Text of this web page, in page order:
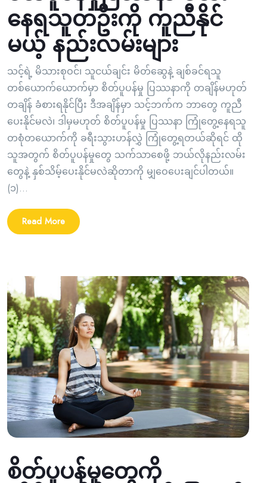
နေရသူတဦးကို ကူညီနိုင်
မယ့် နည်းလမ်းများ
သင့်ရဲ့ မိသားစုဝင်၊ သူငယ်ချင်း မိတ်ဆွေနဲ့ ချစ်ခင်ရသူ
တစ်ယောက်ယောက်မှာ စိတ်ပူပန်မှု ပြဿနာကို တချိန်မဟုတ်
တချိန် ခံစားရနိုင်ပြီး ဒီအချိန်မှာ သင့်ဘက်က ဘာတွေ ကူညီ
ပေးနိုင်မလဲ၊ ဒါမှမဟုတ် စိတ်ပူပန်မှု ပြဿနာ ကြုံတွေ့နေရသူ
တစုံတယောက်ကို ခရီးသွားဟန်လွှဲ ကြုံတွေ့ရတယ်ဆိုရင် ထို
သူအတွက် စိတ်ပူပန်မှုတွေ သက်သာစေဖို့ ဘယ်လိုနည်းလမ်း
တွေနဲ့ နှစ်သိမ့်ပေးနိုင်မလဲဆိုတာကို မျှဝေပေးချင်ပါတယ်။
(၁)...
Read More
စိတ်ပူပန်မှုတွေကို